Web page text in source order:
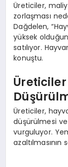
Üreticiler,
zorlaşması
Dağdelen,
yüksek
satılıyor.
konuştu.
Üreticiler,
düşürülmesi
vurguluyor.